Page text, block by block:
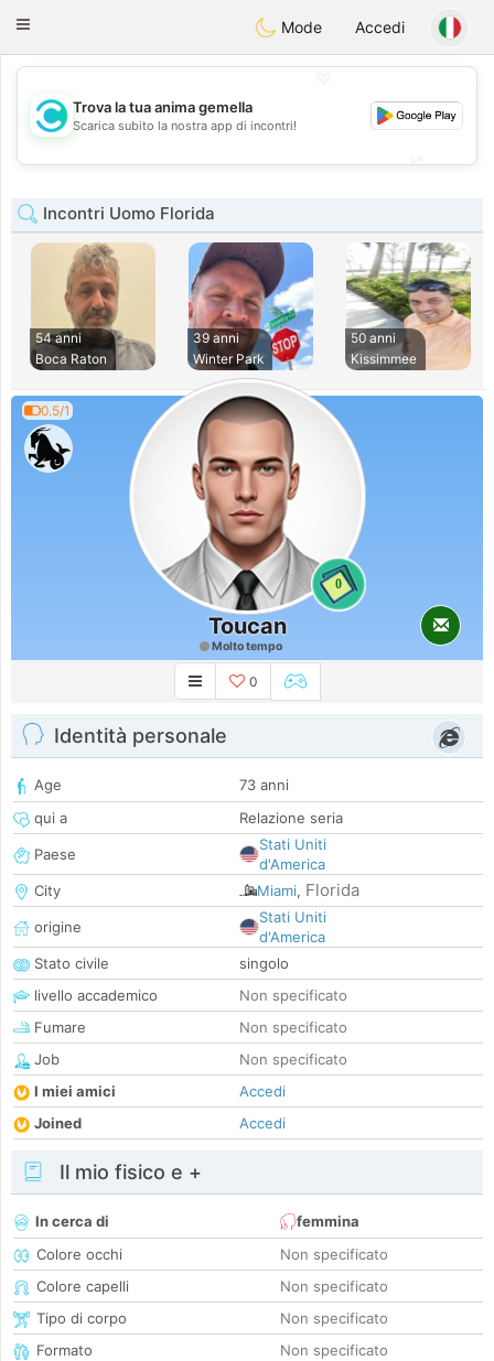
olombiaCitas
Toggle
Mode Accedi
💖
💕
Trova la tua anima gemella
Scarica subito la nostra app di incontri!
Incontri Uomo Florida
54 anni
Boca Raton
39 anni
Winter Park
50 anni
Kissimmee
0.5/1
0
Toucan
Molto tempo
0
Identità personale
Age
73 anni
qui a
Relazione seria
Paese
Stati Uniti
d'America
City
Miami, Florida
origine
Stati Uniti
d'America
Stato civile
singolo
livello accademico
Non specificato
Fumare
Non specificato
Job
Non specificato
I miei amici
Accedi
Joined
Accedi
Il mio fisico e +
In cerca di
femmina
Colore occhi
Non specificato
Colore capelli
Non specificato
Tipo di corpo
Non specificato
Formato
Non specificato